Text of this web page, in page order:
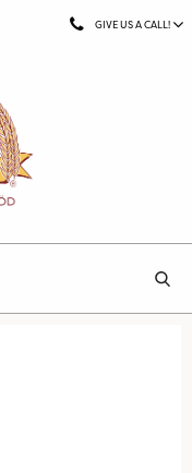
GIVE US A CALL!